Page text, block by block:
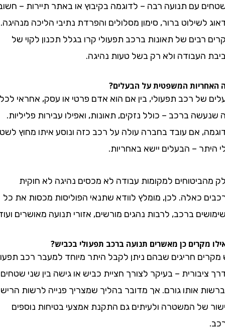
עם תנועה רבה – לדוגמה בקיבוץ או באתר תיירות – חשוב
ברור, סימון מסלולים והפרדת נתיבי הליכה מנהיגה.
של תאונות ברכב תפעולי קרו בגלל תכנון לקוי של
ולא רק בשל טעות נהיגה.
המשפטית על הבעלים?
רכב תפעולי, בין אם הוא אדם פרטי או עסק, אחראי לכל
ברכב – כולל נזקים, תאונות, ואפילו עבירות פליליות.
אם עובד בחברה עולה על רכב כזה ונוסע איתו מחוץ לשטח
– הבעלים יישא באחריות.
למקומות עבודה לא מכסים נהיגה לא חוקית
כאלה. לכן, מומלץ לוודא שתנאי הפוליסות מכסות את כל
ברכב, לרבות נהגים מורשים, אזורי תנועה מאושרים ועוד.
כן מאשרים תנועה ברכב תפעולי בכביש?
חריגים שבהם ניתן לקבל היתר מיוחד למעבר רכב תפעולי
– בעיקר לצורך חציית כביש או גישה בין שני שטחים
אותו גורם. אך מדובר בהליך שמצריך פנייה לרשות הרישוי,
המשטרה ולעיתים גם התקנת אמצעי בטיחות נוספים